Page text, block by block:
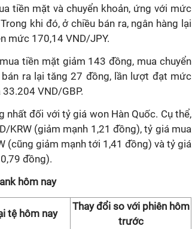
tiền mặt và chuyển khoản, ứng với mức
khi đó, ở chiều bán ra, ngân hàng lại
mức 170,14 VND/JPY.
tiền mặt giảm 143 đồng, mua chuyển
ra lại tăng 27 đồng, lần lượt đạt mức
VND/GBP.
đối với tỷ giá won Hàn Quốc. Cụ thể,
KRW (giảm mạnh 1,21 đồng), tỷ giá mua
(cũng giảm mạnh tới 1,41 đồng) và tỷ giá
đồng).
hôm nay
tệ hôm nay
Thay đổi so với phiên hôm
trước